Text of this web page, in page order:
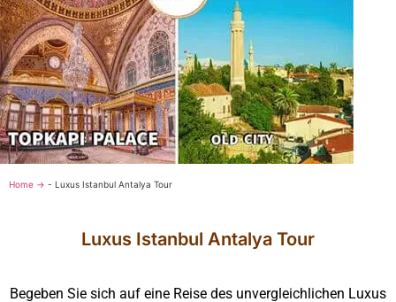
Home → - Luxus Istanbul Antalya Tour
Luxus Istanbul Antalya Tour
Begeben Sie sich auf eine Reise des unvergleichlichen Luxus